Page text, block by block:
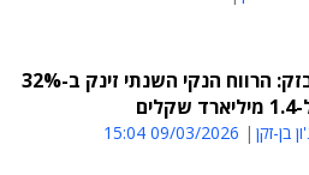
בזק: הרווח הנקי השנתי זינק ב-32%
שקלים
בן-זקן 09/03/2026 15:04